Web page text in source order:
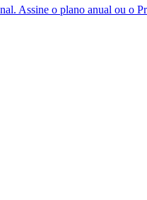
Assine o plano anual ou o